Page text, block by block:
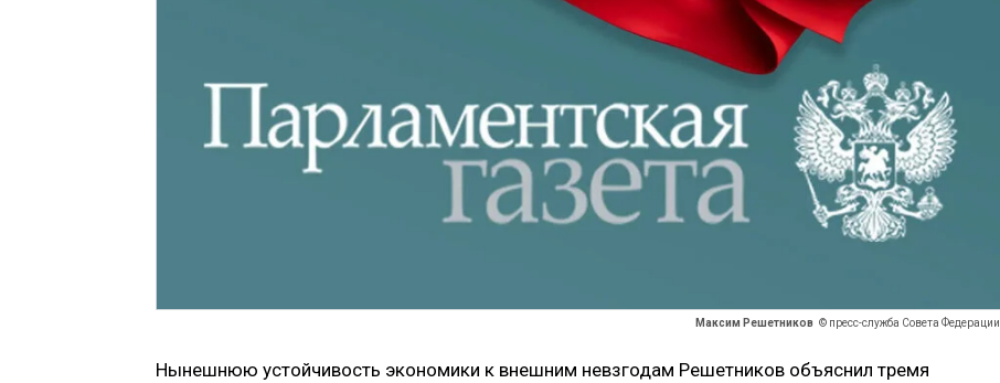
Максим Решетников © пресс-служба Совета Федерации
Нынешнюю устойчивость экономики к внешним невзгодам Решетников объяснил тремя